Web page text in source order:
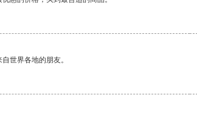
世界各地的朋友。